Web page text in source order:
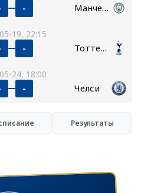
- Манчестер Сити
19, 22:15
- Тоттенхэм
24, 18:00
- Челси
Результаты